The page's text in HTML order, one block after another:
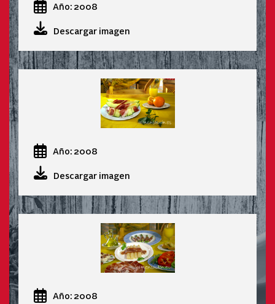
Año: 2008
Descargar imagen
Año: 2008
Descargar imagen
Año: 2008